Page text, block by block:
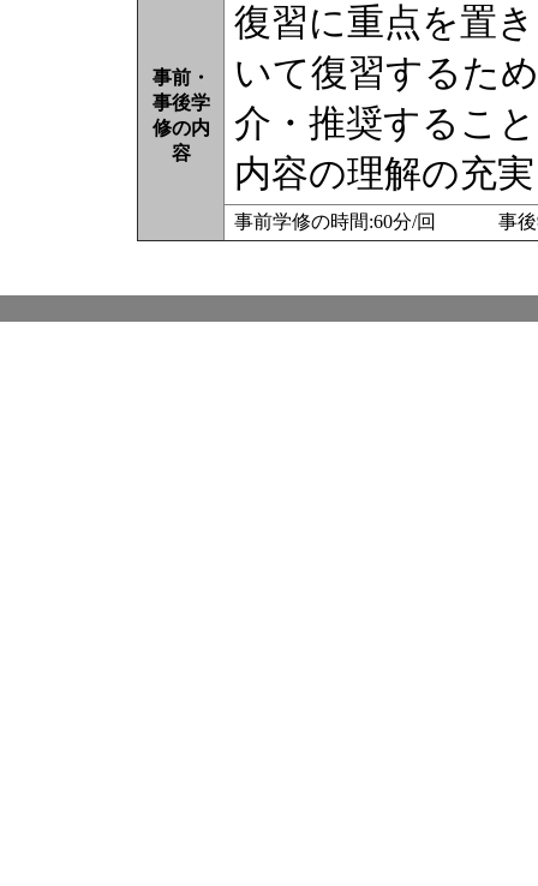
事前・
事後学
修の内
容
復習に重点を置
いて復習するた
介・推奨するこ
内容の理解の充
事前学修の時間:60分/回 事後